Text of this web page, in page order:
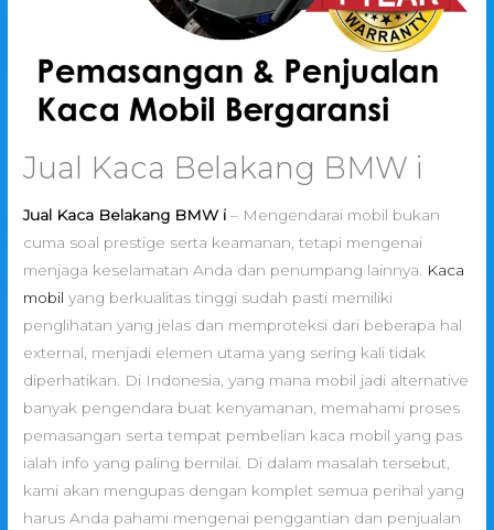
Jual Kaca Belakang BMW i
Jual Kaca Belakang BMW i – Mengendarai mobil bukan
cuma soal prestige serta keamanan, tetapi mengenai
menjaga keselamatan Anda dan penumpang lainnya.
Kaca
mobil yang berkualitas tinggi sudah pasti memiliki
penglihatan yang jelas dan memproteksi dari beberapa hal
external, menjadi elemen utama yang sering kali tidak
diperhatikan. Di Indonesia, yang mana mobil jadi alternative
banyak pengendara buat kenyamanan, memahami proses
pemasangan serta tempat pembelian kaca mobil yang pas
ialah info yang paling bernilai. Di dalam masalah tersebut,
kami akan mengupas dengan komplet semua perihal yang
harus Anda pahami mengenai penggantian dan penjualan